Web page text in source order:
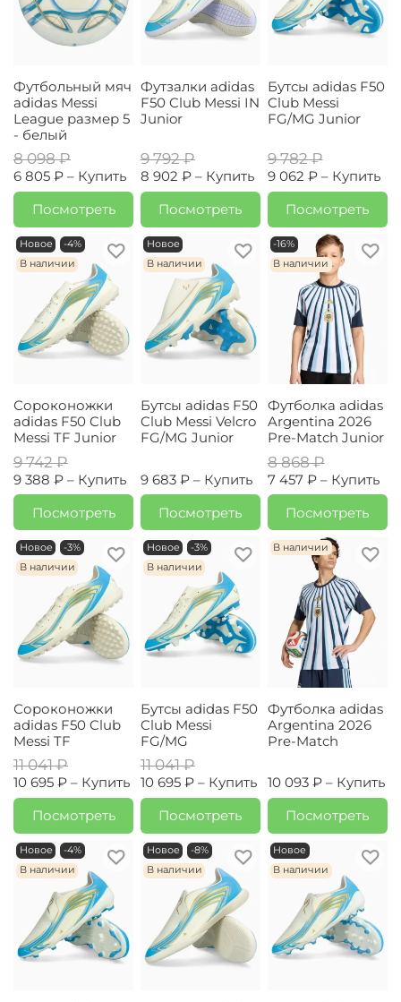
Футбольный мяч
adidas Messi
League размер 5
- белый
8 098 ₽
6 805 ₽ – Купить
Посмотреть
Футзалки adidas
F50 Club Messi IN
Junior
9 792 ₽
8 902 ₽ – Купить
Посмотреть
Бутсы adidas F50
Club Messi
FG/MG Junior
9 782 ₽
9 062 ₽ – Купить
Посмотреть
Новое
-4%
В наличии
Сороконожки
adidas F50 Club
Messi TF Junior
9 742 ₽
9 388 ₽ – Купить
Посмотреть
Новое
В наличии
Бутсы adidas F50
Club Messi Velcro
FG/MG Junior
9 683 ₽ – Купить
Посмотреть
-16%
В наличии
Футболка adidas
Argentina 2026
Pre-Match Junior
8 868 ₽
7 457 ₽ – Купить
Посмотреть
Новое
-3%
В наличии
Сороконожки
adidas F50 Club
Messi TF
11 041 ₽
10 695 ₽ – Купить
Посмотреть
Новое
-3%
В наличии
Бутсы adidas F50
Club Messi
FG/MG
11 041 ₽
10 695 ₽ – Купить
Посмотреть
В наличии
Футболка adidas
Argentina 2026
Pre-Match
10 093 ₽ – Купить
Посмотреть
Новое
-4%
В наличии
Новое
-8%
В наличии
Новое
В наличии